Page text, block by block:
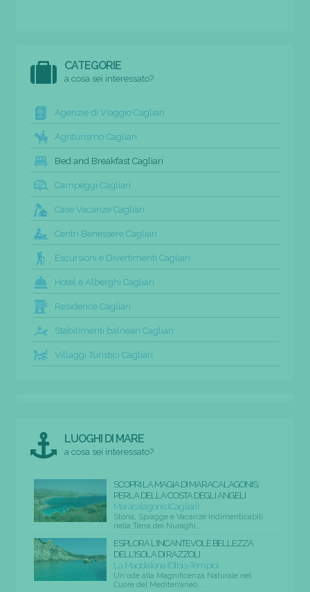
CATEGORIE
a cosa sei interessato?
Agenzie di Viaggio Cagliari
Agriturismo Cagliari
Bed and Breakfast Cagliari
Campeggi Cagliari
Case Vacanze Cagliari
Centri Benessere Cagliari
Escursioni e Divertimenti Cagliari
Hotel e Alberghi Cagliari
Residence Cagliari
Stabilimenti balneari Cagliari
Villaggi Turistici Cagliari
LUOGHI DI MARE
a cosa sei interessato?
SCOPRI LA MAGIA DI MARACALAGONIS:
PERLA DELLA COSTA DEGLI ANGELI
Maracalagonis (Cagliari)
Storia, Spiagge e Vacanze Indimenticabili
nella Terra dei Nuraghi...
ESPLORA L'INCANTEVOLE BELLEZZA
DELL'ISOLA DI RAZZOLI
La Maddalena (Olbia-Tempio)
Un'ode alla Magnificenza Naturale nel
Cuore del Mediterraneo...